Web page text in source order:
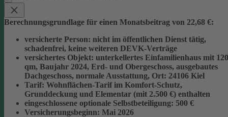
Berechnungsgrundlage für einen Monatsbeitrag von 22,68 €:
versicherte Person: nicht im öffentlichen Dienst tätig,
schadenfrei, keine weiteren DEVK-Verträge
versichertes Objekt: unterkellertes Einfamilienhaus mit 120
qm, Baujahr 2024, Erd- und Obergeschoss, ausgebautes
Dachgeschoss, normale Ausstattung, Ort: 24106 Kiel
Tarif: Wohnflächen-Tarif im Komfort-Schutz,
Grunddeckung und Elementar (mit 2.500 €) enthalten
eingeschlossene optionale Selbstbeteiligung: 500 €
Versicherungsbeginn: Mai 2026